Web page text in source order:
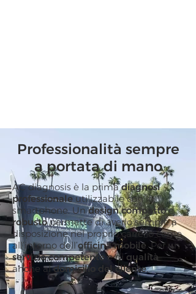
Professionalità sempre
a portata di mano
AC diagnosis è la primadiagnosi
professionaleutilizzabile con lo
smartphone. Undesign compattoe
robustopermette di averlo sempre a
disposizione nel proprio carrello come
all’interno dell’officina mobile. Per un
servizio competentee diqualità
anche aldomicilio del cliente.